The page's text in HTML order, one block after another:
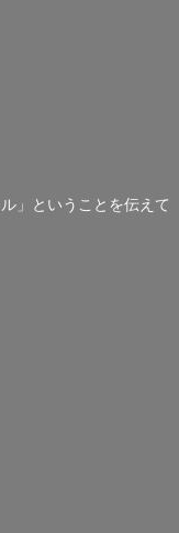
」ということを伝えて